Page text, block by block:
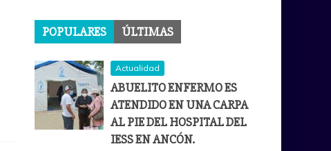
POPULARES ÚLTIMAS
Actualidad
ABUELITO ENFERMO ES
ATENDIDO EN UNA CARPA
AL PIE DEL HOSPITAL DEL
IESS EN ANCÓN.